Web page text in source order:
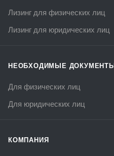
Лизинг для физических лиц
Лизинг для юридических лиц
НЕОБХОДИМЫЕ ДОКУМЕНТЫ
Для физических лиц
Для юридических лиц
КОМПАНИЯ